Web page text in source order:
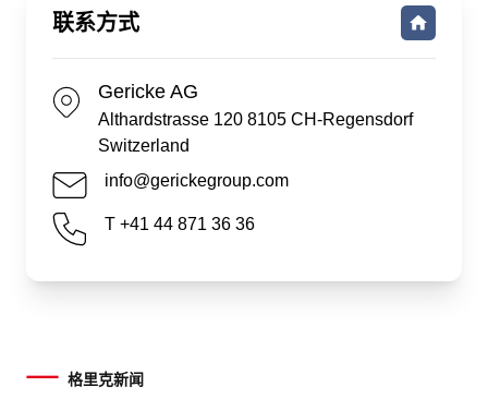
联系方式
Gericke AG
Althardstrasse 120 8105 CH-Regensdorf
Switzerland
info@gerickegroup.com
T +41 44 871 36 36
格里克新闻